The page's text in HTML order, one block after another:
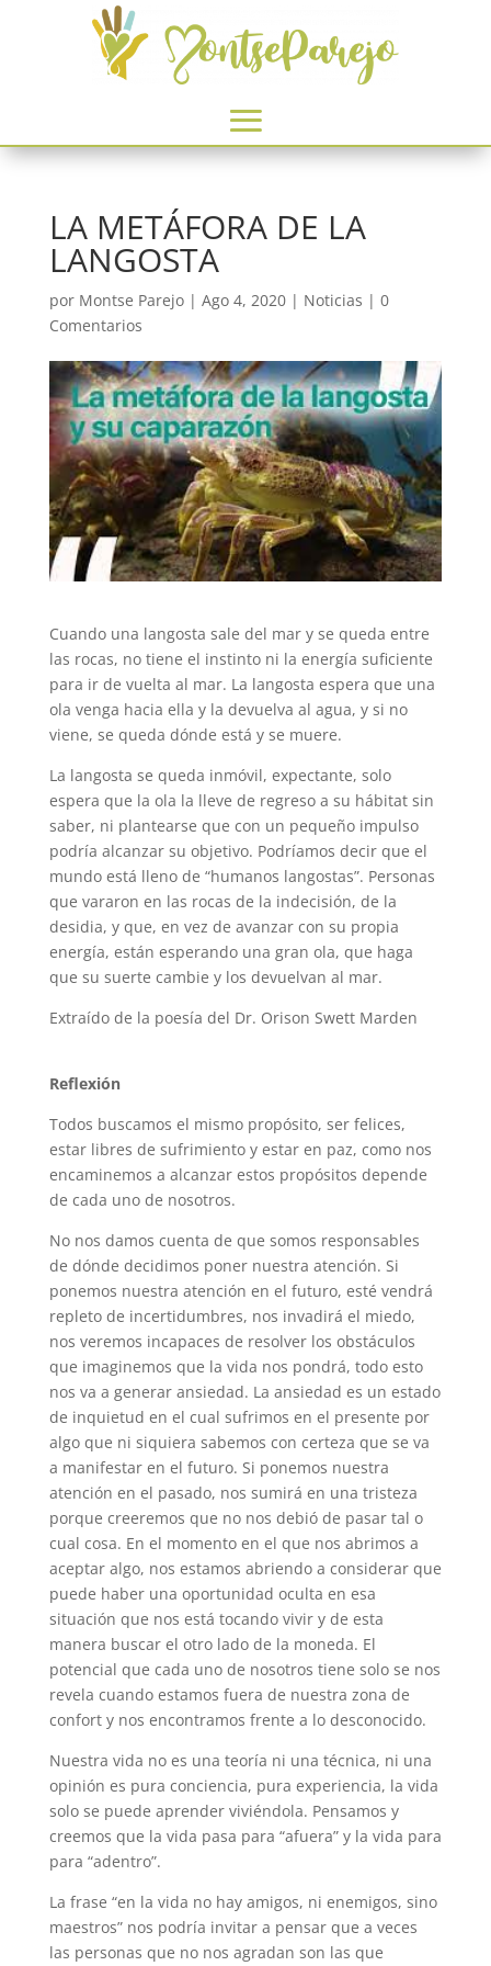
LA METÁFORA DE LA
LANGOSTA
por Montse Parejo| Ago 4, 2020| Noticias | 0
Comentarios
Cuando una langosta sale del mar y se queda entre
las rocas, no tiene el instinto ni la energía suficiente
para ir de vuelta al mar. La langosta espera que una
ola venga hacia ella y la devuelva al agua, y si no
viene, se queda dónde está y se muere.
La langosta se queda inmóvil, expectante, solo
espera que la ola la lleve de regreso a su hábitat sin
saber, ni plantearse que con un pequeño impulso
podría alcanzar su objetivo. Podríamos decir que el
mundo está lleno de “humanos langostas”. Personas
que vararon en las rocas de la indecisión, de la
desidia, y que, en vez de avanzar con su propia
energía, están esperando una gran ola, que haga
que su suerte cambie y los devuelvan al mar.
Extraído de la poesía del Dr. Orison Swett Marden
Reflexión
Todos buscamos el mismo propósito, ser felices,
estar libres de sufrimiento y estar en paz, como nos
encaminemos a alcanzar estos propósitos depende
de cada uno de nosotros.
No nos damos cuenta de que somos responsables
de dónde decidimos poner nuestra atención. Si
ponemos nuestra atención en el futuro, esté vendrá
repleto de incertidumbres, nos invadirá el miedo,
nos veremos incapaces de resolver los obstáculos
que imaginemos que la vida nos pondrá, todo esto
nos va a generar ansiedad. La ansiedad es un estado
de inquietud en el cual sufrimos en el presente por
algo que ni siquiera sabemos con certeza que se va
a manifestar en el futuro. Si ponemos nuestra
atención en el pasado, nos sumirá en una tristeza
porque creeremos que no nos debió de pasar tal o
cual cosa. En el momento en el que nos abrimos a
aceptar algo, nos estamos abriendo a considerar que
puede haber una oportunidad oculta en esa
situación que nos está tocando vivir y de esta
manera buscar el otro lado de la moneda. El
potencial que cada uno de nosotros tiene solo se nos
revela cuando estamos fuera de nuestra zona de
confort y nos encontramos frente a lo desconocido.
Nuestra vida no es una teoría ni una técnica, ni una
opinión es pura conciencia, pura experiencia, la vida
solo se puede aprender viviéndola. Pensamos y
creemos que la vida pasa para “afuera” y la vida para
para “adentro”.
La frase “en la vida no hay amigos, ni enemigos, sino
maestros” nos podría invitar a pensar que a veces
las personas que no nos agradan son las que